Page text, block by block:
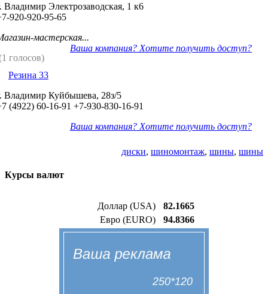
Владимир Электрозаводская, 1 к6
920-920-95-65
мастерская...
Ваша компания? Хотите получить доступ?
голосов)
Резина 33
Владимир Куйбышева, 28з/5
(4922) 60-16-91 +7-930-830-16-91
Ваша компания? Хотите получить доступ?
диски, шиномонтаж, шины, шины
Курсы валют
Доллар (USA)
82.1665
Евро (EURO)
94.8366